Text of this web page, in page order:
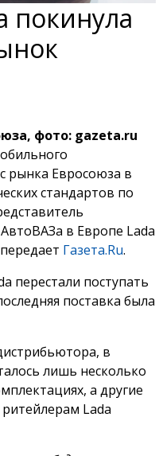
покинула
фото: gazeta.ru
рынка Евросоюза в
стандартов по
в Европе Lada
Газета.Ru.
перестали поступать
поставка была
в
лишь несколько
а другие
Lada